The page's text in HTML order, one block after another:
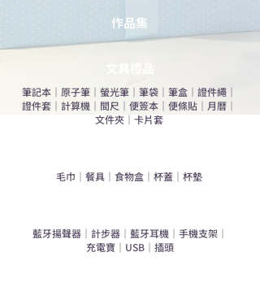
作品集
​文具禮品
筆記本 ｜ 原子筆 ｜ 螢光筆 ｜ 筆袋 ｜ 筆盒 ｜ 證件繩 ｜
證件套 ｜ 計算機 ｜ 間尺 ｜ 便簽本 ｜ 便條貼 ｜ 月曆 ｜
文件夾 ｜ 卡片套
​毛巾 ｜ 餐具 ｜ 食物盒 ｜ 杯蓋 ｜ 杯墊
​藍牙揚聲器 ｜ 計步器 ｜ 藍牙耳機 ｜ 手機支架 ｜
充電寶 ｜ USB ｜ 插頭